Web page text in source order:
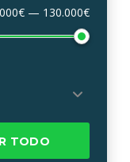
— 130.000€
TODO